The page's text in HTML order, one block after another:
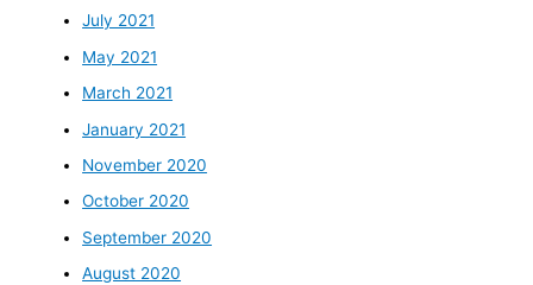
July 2021
May 2021
March 2021
January 2021
November 2020
October 2020
September 2020
August 2020